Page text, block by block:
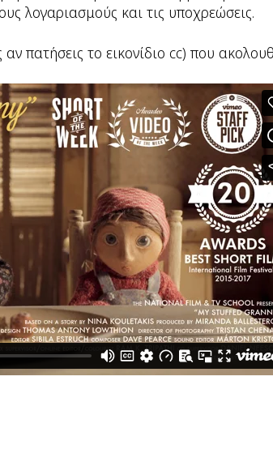
λογαριασμούς και τις υποχρεώσεις.
πατήσεις το εικονίδιο cc) που